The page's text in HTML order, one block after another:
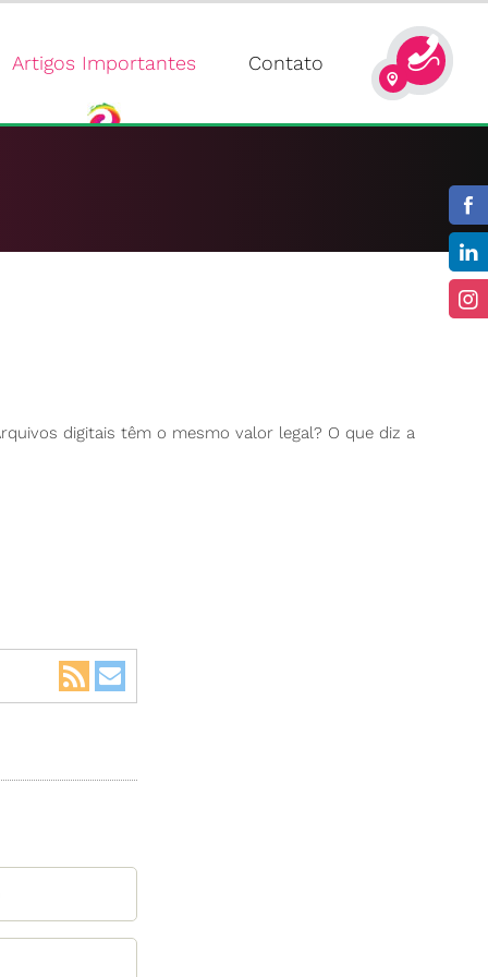
Artigos Importantes Contato
digitais têm o mesmo valor legal? O que diz a